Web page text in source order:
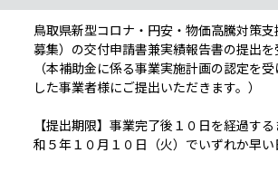
鳥取県新型コロナ・円安・物価高騰対策
募集）の交付申請書兼実績報告書の提出を
（本補助金に係る事業実施計画の認定を
した事業者様にご提出いただきます。）
【提出期限】事業完了後１０日を経過
和５年１０月１０日（火）でいずれか早い